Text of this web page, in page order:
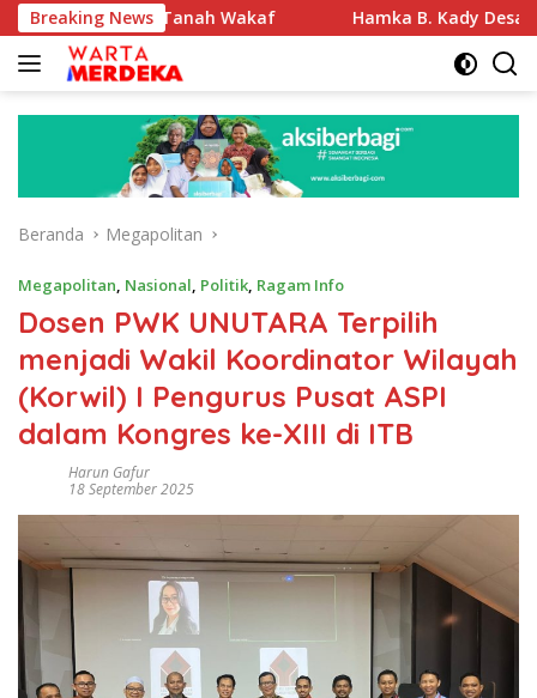
Langsung
ke
konten
Breaking News
Tanah Wakaf Hamka B. Kady Desak Evaluasi
Beranda Megapolitan
Megapolitan, Nasional, Politik, Ragam Info
Dosen PWK UNUTARA Terpilih
menjadi Wakil Koordinator Wilayah
(Korwil) I Pengurus Pusat ASPI
dalam Kongres ke-XIII di ITB
Harun Gafur
18 September 2025